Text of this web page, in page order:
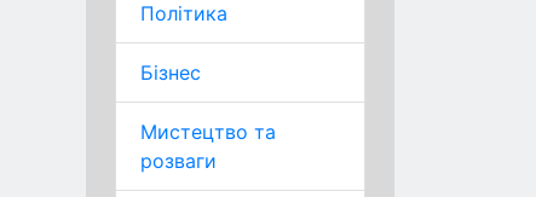
Політика
Бізнес
Мистецтво та
розваги